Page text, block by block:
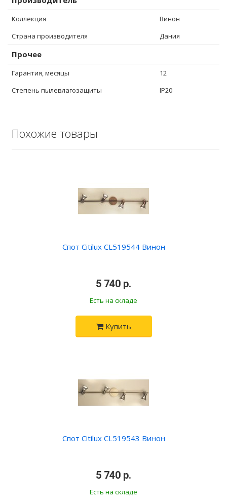
Коллекция
Винон
Страна производителя
Дания
Прочее
Гарантия, месяцы
12
Степень пылевлагозащиты
IP20
Похожие товары
Спот Citilux CL519544 Винон
5 740 р.
Есть на складе
Купить
Спот Citilux CL519543 Винон
5 740 р.
Есть на складе